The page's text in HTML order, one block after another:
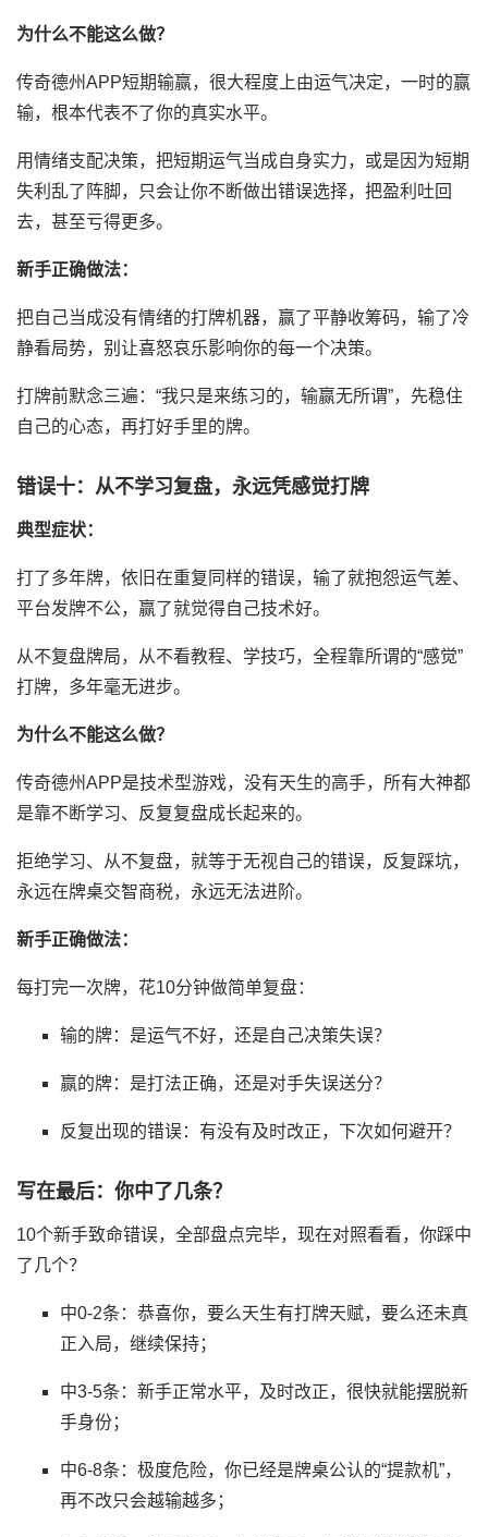
为什么不能这么做？
传奇德州APP短期输赢，很大程度上由运气决定，一时的赢
输，根本代表不了你的真实水平。
用情绪支配决策，把短期运气当成自身实力，或是因为短期
失利乱了阵脚，只会让你不断做出错误选择，把盈利吐回
去，甚至亏得更多。
新手正确做法：
把自己当成没有情绪的打牌机器，赢了平静收筹码，输了冷
静看局势，别让喜怒哀乐影响你的每一个决策。
打牌前默念三遍：“我只是来练习的，输赢无所谓”，先稳住
自己的心态，再打好手里的牌。
错误十：从不学习复盘，永远凭感觉打牌
典型症状：
打了多年牌，依旧在重复同样的错误，输了就抱怨运气差、
平台发牌不公，赢了就觉得自己技术好。
从不复盘牌局，从不看教程、学技巧，全程靠所谓的“感觉”
打牌，多年毫无进步。
为什么不能这么做？
传奇德州APP是技术型游戏，没有天生的高手，所有大神都
是靠不断学习、反复复盘成长起来的。
拒绝学习、从不复盘，就等于无视自己的错误，反复踩坑，
永远在牌桌交智商税，永远无法进阶。
新手正确做法：
每打完一次牌，花10分钟做简单复盘：
输的牌：是运气不好，还是自己决策失误？
赢的牌：是打法正确，还是对手失误送分？
反复出现的错误：有没有及时改正，下次如何避开？
写在最后：你中了几条？
10个新手致命错误，全部盘点完毕，现在对照看看，你踩中
了几个？
中0-2条：恭喜你，要么天生有打牌天赋，要么还未真
正入局，继续保持；
中3-5条：新手正常水平，及时改正，很快就能摆脱新
手身份；
中6-8条：极度危险，你已经是牌桌公认的“提款机”，
再不改只会越输越多；